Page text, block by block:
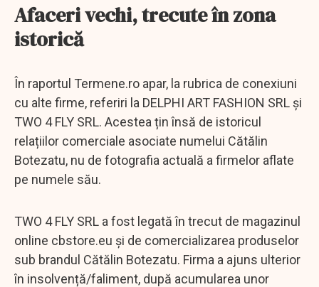
Afaceri vechi, trecute în zona
istorică
În raportul Termene.ro apar, la rubrica de conexiuni
cu alte firme, referiri la DELPHI ART FASHION SRL și
TWO 4 FLY SRL. Acestea țin însă de istoricul
relațiilor comerciale asociate numelui Cătălin
Botezatu, nu de fotografia actuală a firmelor aflate
pe numele său.
TWO 4 FLY SRL a fost legată în trecut de magazinul
online cbstore.eu și de comercializarea produselor
sub brandul Cătălin Botezatu. Firma a ajuns ulterior
în insolvență/faliment, după acumularea unor